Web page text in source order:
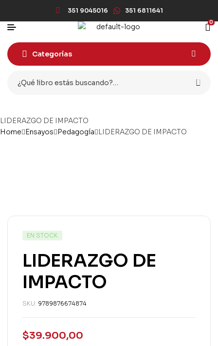
351 9045016 351 6811641
0
Categorías
LIDERAZGO DE IMPACTO
Home Ensayos Pedagogía LIDERAZGO DE IMPACTO
EN STOCK
LIDERAZGO DE
IMPACTO
SKU: 9789876674874
$39.900,00